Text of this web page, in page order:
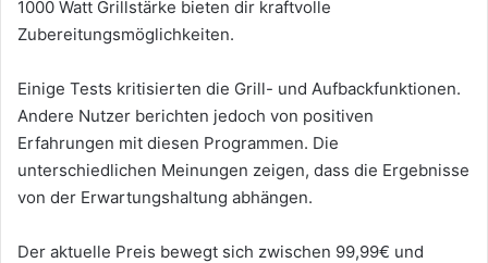
1000 Watt Grillstärke bieten dir kraftvolle
Zubereitungsmöglichkeiten.
Einige Tests kritisierten die Grill- und Aufbackfunktionen.
Andere Nutzer berichten jedoch von positiven
Erfahrungen mit diesen Programmen. Die
unterschiedlichen Meinungen zeigen, dass die Ergebnisse
von der Erwartungshaltung abhängen.
Der aktuelle Preis bewegt sich zwischen 99,99€ und